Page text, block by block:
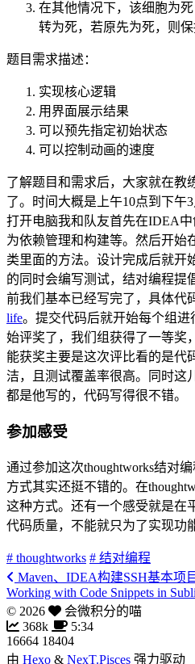
在其他情况下，该细胞为
转为死，若原先为死，则保
题目需求描述：
实现核心逻辑
用界面展示结果
可以预先指定初始状态
可以控制动画的速度
了解题目和需求后，大家就在教
了。时间大概是上午10点到下午
打开电脑我和队友首先在IDEA
为依赖管理和构建等。然后开始
类里面的方法。设计完成后就开
的同时会编写测试，结对编程提
前我们基本已经写完了，具体代
life。提交代码后就开始每个组
始评奖了，我们组获得了一等奖
能获奖主要是这次评比看的是代
洁，且测试覆盖率很高。同时这
都是他写的，代码写得很不错。
参加感受
通过参加这次thoughtworks结对
方式其实还挺不错的。在
这种方式。还有一个感受就是在
代码质量，不能就只为了实现功
# thoughtworks # 结对编程
Maven、IDEA构建SSH基本项
Working with Code Snippets in
© 2026
会微积分的喵
368k
5:34
16664 18404
由 Hexo & NexT.Pisces 强力驱动